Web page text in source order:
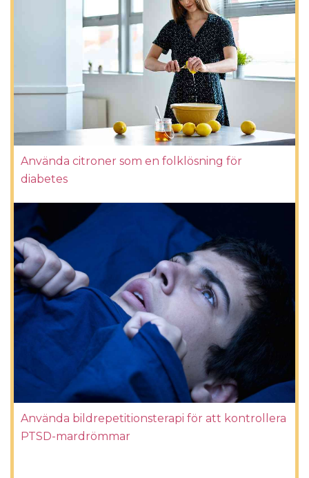
Använda citroner som en folklösning för
diabetes
Använda bildrepetitionsterapi för att kontrollera
PTSD-mardrömmar